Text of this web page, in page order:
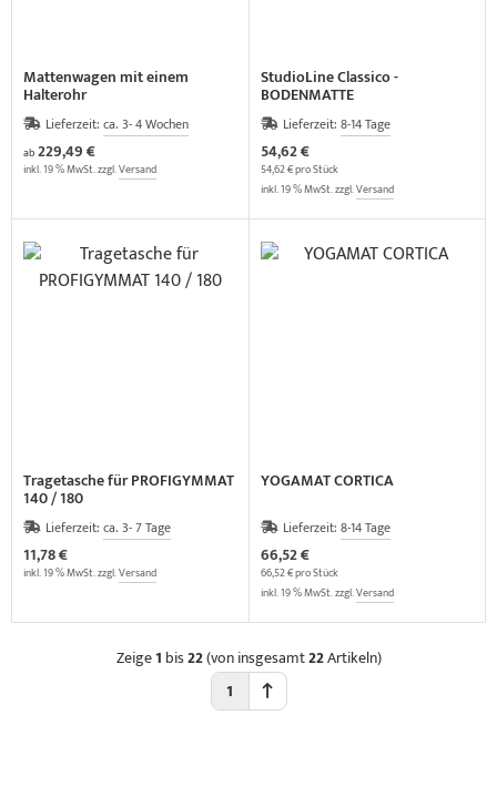
Mattenwagen mit einem
Halterohr
Lieferzeit: ca. 3- 4 Wochen
ab229,49 €
inkl. 19 % MwSt. zzgl.Versand
StudioLine Classico -
BODENMATTE
Lieferzeit: 8-14 Tage
54,62 €
54,62 € pro Stück
inkl. 19 % MwSt. zzgl.Versand
Tragetasche für PROFIGYMMAT
140 / 180
Lieferzeit: ca. 3- 7 Tage
11,78 €
inkl. 19 % MwSt. zzgl.Versand
YOGAMAT CORTICA
Lieferzeit: 8-14 Tage
66,52 €
66,52 € pro Stück
inkl. 19 % MwSt. zzgl.Versand
Zeige1 bis22(von insgesamt22Artikeln)
1